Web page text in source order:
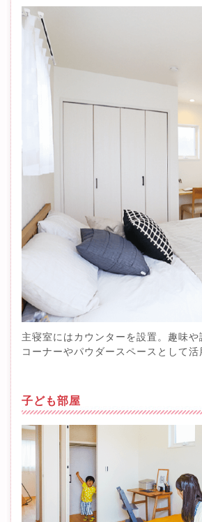
主寝室にはカウンターを設置。趣味
コーナーやパウダースペースとして活
子ども部屋